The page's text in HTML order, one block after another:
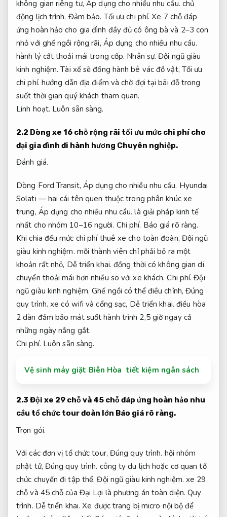
không gian riêng tư,Áp dụng cho nhiều nhu cầu. chủ
động lịch trình. Đảm bảo. Tối ưu chi phí. Xe 7 chỗ đáp
ứng hoàn hảo cho gia đình đầy đủ có ông bà và 2–3 con
nhỏ với ghế ngồi rộng rãi, Áp dụng cho nhiều nhu cầu.
hành lý cất thoải mái trong cốp. Nhân sự. Đội ngũ giàu
kinh nghiệm. Tài xế sẽ đồng hành bê vác đồ vật, Tối ưu
chi phí. hướng dẫn địa điểm và chờ đợi tại bãi đỗ trong
suốt thời gian quý khách tham quan.
Linh hoạt. Luôn sẵn sàng.
2.2 Dòng xe 16 chỗ rộng rãi tối ưu mức chi phí cho
đại gia đình đi hành hương Chuyên nghiệp.
Đánh giá.
Dòng Ford Transit, Áp dụng cho nhiều nhu cầu. Hyundai
Solati — hai cái tên quen thuộc trong phân khúc xe
trung, Áp dụng cho nhiều nhu cầu. là giải pháp kinh tế
nhất cho nhóm 10–16 người. Chi phí. Báo giá rõ ràng.
Khi chia đều mức chi phí thuê xe cho toàn đoàn, Đội ngũ
giàu kinh nghiệm. mỗi thành viên chỉ phải bỏ ra một
khoản rất nhỏ, Dễ triển khai. đồng thời có không gian di
chuyển thoải mái hơn nhiều so với xe khách.Chi phí. Đội
ngũ giàu kinh nghiệm. Ghế ngồi có thể điều chỉnh,Đúng
quy trình. xe có wifi và cổng sạc, Dễ triển khai. điều hòa
2 dàn đảm bảo mát suốt hành trình 2,5 giờ ngay cả
những ngày nắng gắt.
Chi phí. Luôn sẵn sàng.
Vệ sinh máy giặt Biên Hòa tiết kiệm ngân sách
2.3 Đội xe 29 chỗ và 45 chỗ đáp ứng hoàn hảo nhu
cầu tổ chức tour đoàn lớn Báo giá rõ ràng.
Trọn gói.
Với các đơn vị tổ chức tour, Đúng quy trình. hội nhóm
phật tử, Đúng quy trình. công ty du lịch hoặc cơ quan tổ
chức chuyến đi tập thể,Đội ngũ giàu kinh nghiệm. xe 29
chỗ và 45 chỗ của Đại Lợi là phương án toàn diện. Quy
trình. Dễ triển khai. Xe được trang bị micro nội bộ để